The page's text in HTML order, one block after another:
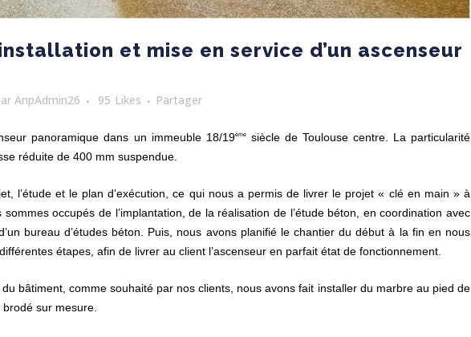
et mise en service d’un ascenseur
AnpAdmin26 95 Likes Partager
panoramique dans un immeuble 18/19èmesiècle de Toulouse centre. La particularité
réduite de 400 mm suspendue.
l’étude et le plan d’exécution, ce qui nous a permis de livrer le projet « clé en main » à
occupés de l’implantation, de la réalisation de l’étude béton, en coordination avec
bureau d’études béton. Puis, nous avons planifié le chantier du début à la fin en nous
étapes, afin de livrer au client l’ascenseur en parfait état de fonctionnement.
bâtiment, comme souhaité par nos clients, nous avons fait installer du marbre au pied de
brodé sur mesure.